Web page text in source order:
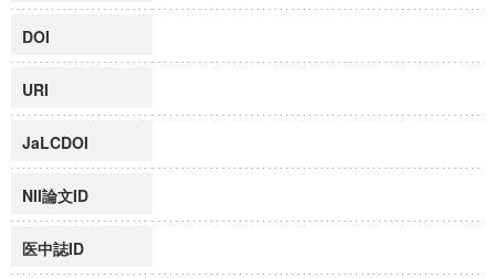
DOI
URI
JaLCDOI
NII論文ID
医中誌ID